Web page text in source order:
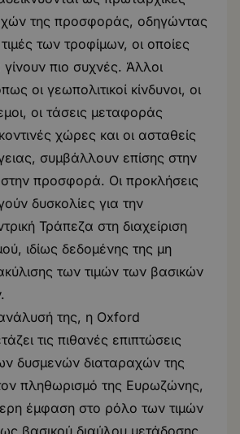
της προσφοράς, οδηγώντας
των τροφίμων, οι οποίες
πιο συχνές. Άλλοι
οι γεωπολιτικοί κίνδυνοι, οι
οι τάσεις μεταφοράς
χώρες και οι ασταθείς
συμβάλλουν επίσης στην
προσφορά. Οι προκλήσεις
δυσκολίες για την
Τράπεζα στη διαχείριση
ιδίως δεδομένης της μη
των τιμών των βασικών
της, η Oxford
τις πιθανές επιπτώσεις
δυσμενών διαταραχών της
πληθωρισμό της Ευρωζώνης,
έμφαση στο ρόλο των τιμών
βασικού διαύλου μετάδοσης